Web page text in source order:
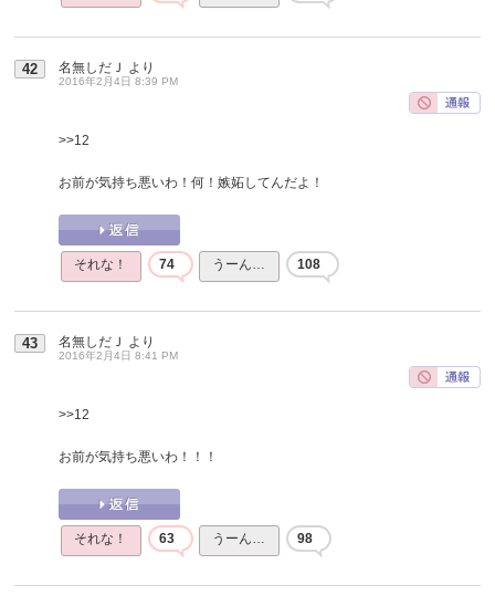
42 名無しだＪ より
2016年2月4日 8:39 PM
>>12
お前が気持ち悪いわ！何！嫉妬してんだよ！
それな！ 74 うーん… 108
43 名無しだＪ より
2016年2月4日 8:41 PM
>>12
お前が気持ち悪いわ！！！
それな！ 63 うーん… 98